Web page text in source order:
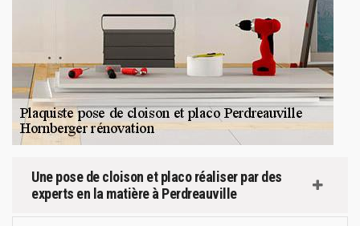
Une pose de cloison et placo réaliser par des
experts en la matière à Perdreauville